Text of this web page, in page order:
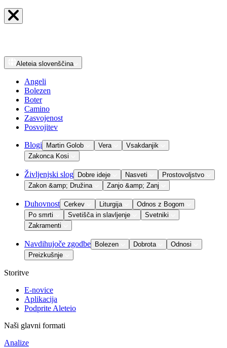
Aleteia slovenščina
Angeli
Bolezen
Boter
Camino
Zasvojenost
Posvojitev
Blogi Martin Golob Vera
Vsakdanjik
Zakonca Kosi
Življenjski slog Dobre ideje Nasveti
Prostovoljstvo
Zakon &amp; Družina
Zanjo &amp; Zanj
Duhovnost Cerkev Liturgija
Odnos z Bogom
Po smrti
Svetišča in slavljenje
Svetniki
Zakramenti
Navdihujoče zgodbe Bolezen Dobrota
Odnosi
Preizkušnje
Storitve
E-novice
Aplikacija
Podprite Aleteio
Naši glavni formati
Analize